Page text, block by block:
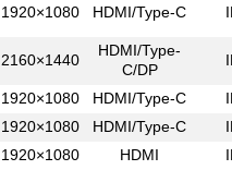
1920×1080 HDMI/Type-C
2160×1440
HDMI/Type-
C/DP
1920×1080 HDMI/Type-C
1920×1080 HDMI/Type-C
1920×1080 HDMI